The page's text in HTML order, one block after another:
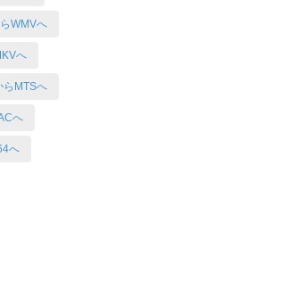
WMVへ
へ
らMTSへ
へ
へ